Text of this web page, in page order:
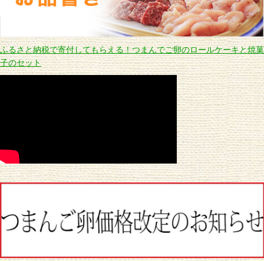
ふるさと納税で寄付してもらえる！つまんでご卵のロールケーキと焼菓
子のセット